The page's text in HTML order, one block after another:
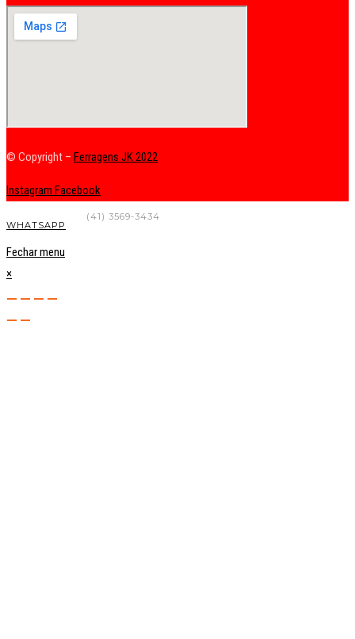
© Copyright – Ferragens JK 2022
Instagram Facebook
(41) 3569-3434
WHATSAPP
Fechar menu
×